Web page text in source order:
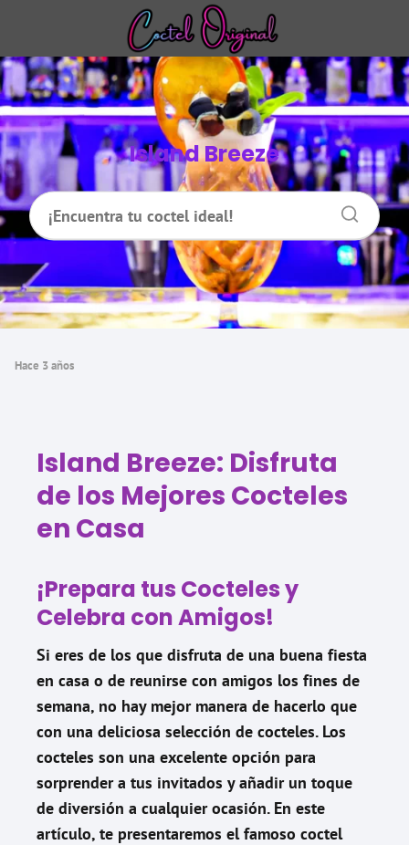
Island Breeze
hace 3 años
Island Breeze: Disfruta
de los Mejores Cocteles
en Casa
¡Prepara tus Cocteles y
Celebra con Amigos!
Si eres de los que disfruta de una buena fiesta
en casa o de reunirse con amigos los fines de
semana, no hay mejor manera de hacerlo que
con una deliciosa selección de cocteles. Los
cocteles son una excelente opción para
sorprender a tus invitados y añadir un toque
de diversión a cualquier ocasión. En este
artículo, te presentaremos el famoso coctel